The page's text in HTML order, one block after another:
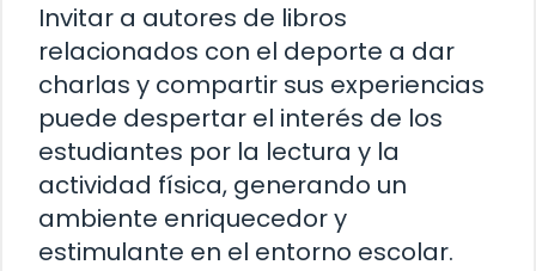
Invitar a autores de libros
relacionados con el deporte a dar
charlas y compartir sus experiencias
puede despertar el interés de los
estudiantes por la lectura y la
actividad física, generando un
ambiente enriquecedor y
estimulante en el entorno escolar.